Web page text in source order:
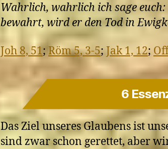
Wahrlich, wahrlich ich sage
bewahrt, wird er den Tod in
Joh 8, 51;Röm 5, 3-5;Jak 1, 12;
6
Das Ziel unseres Glaubens ist
sind zwar schon gerettet, aber